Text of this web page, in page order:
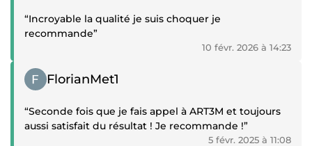
“Incroyable la qualité je suis choquer je
recommande”
10 févr. 2026 à 14:23
Témoignage positif
FlorianMet1
“Seconde fois que je fais appel à ART3M et toujours
aussi satisfait du résultat ! Je recommande !”
5 févr. 2025 à 11:08